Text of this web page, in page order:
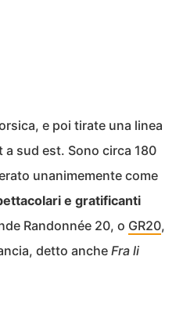
e poi tirate una linea
sud est. Sono circa 180
unanimemente come
e gratificanti
Randonnée 20, o GR20,
detto ancheFra li